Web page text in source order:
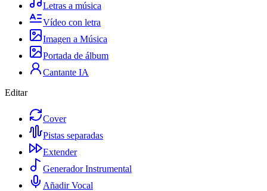
Letras a música
Vídeo con letra
Imagen a Música
Portada de álbum
Cantante IA
Editar
Cover
Pistas separadas
Extender
Generador Instrumental
Añadir Vocal